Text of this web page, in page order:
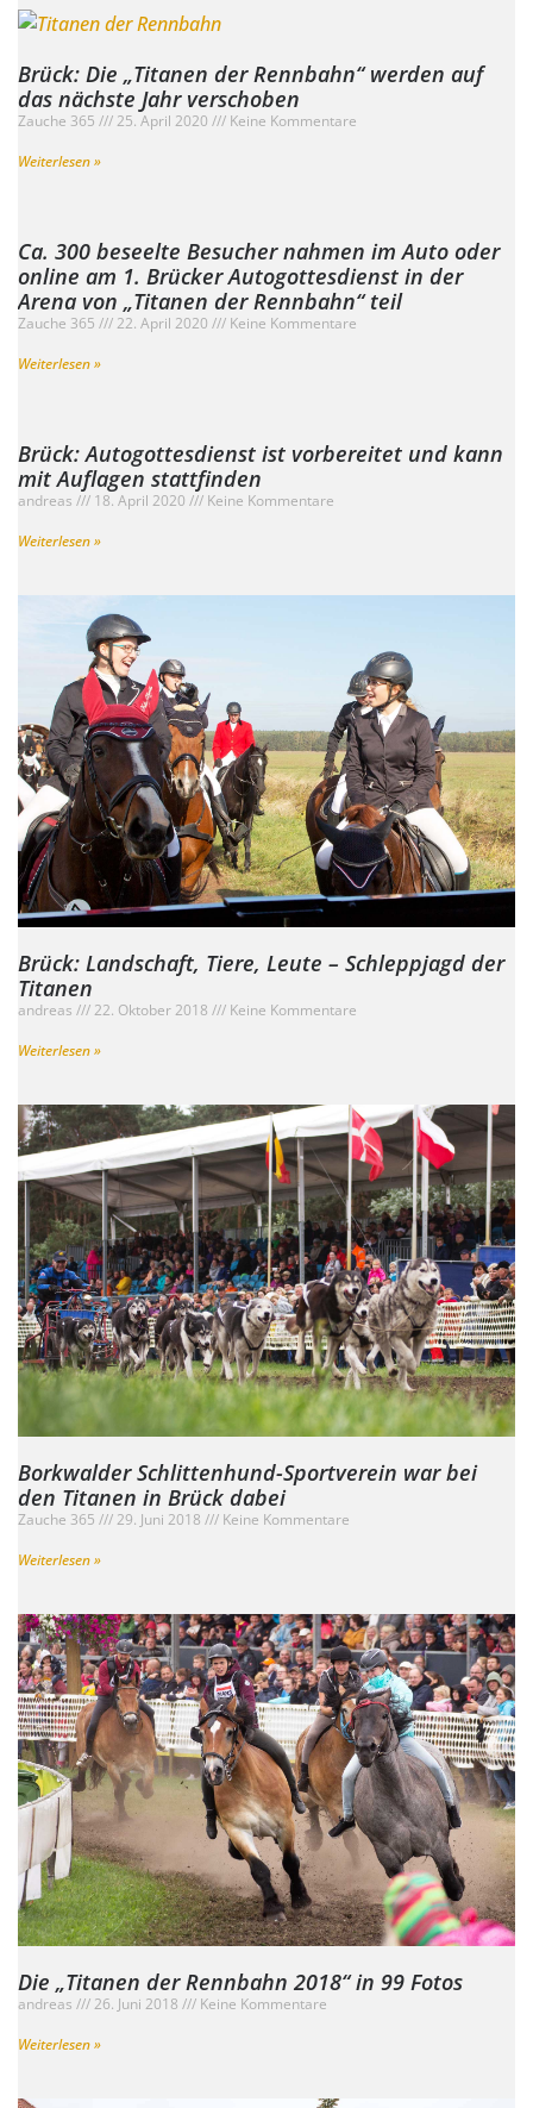
Brück: Die „Titanen der Rennbahn“ werden auf
das nächste Jahr verschoben
Zauche 365 25. April 2020
Keine Kommentare
Weiterlesen »
Ca. 300 beseelte Besucher nahmen im Auto oder
online am 1. Brücker Autogottesdienst in der
Arena von „Titanen der Rennbahn“ teil
Zauche 365 22. April 2020
Keine Kommentare
Weiterlesen »
Brück: Autogottesdienst ist vorbereitet und kann
mit Auflagen stattfinden
andreas 18. April 2020
Keine Kommentare
Weiterlesen »
Brück: Landschaft, Tiere, Leute – Schleppjagd der
Titanen
andreas 22. Oktober 2018
Keine Kommentare
Weiterlesen »
Borkwalder Schlittenhund-Sportverein war bei
den Titanen in Brück dabei
Zauche 365 29. Juni 2018
Keine Kommentare
Weiterlesen »
Die „Titanen der Rennbahn 2018“ in 99 Fotos
andreas 26. Juni 2018
Keine Kommentare
Weiterlesen »